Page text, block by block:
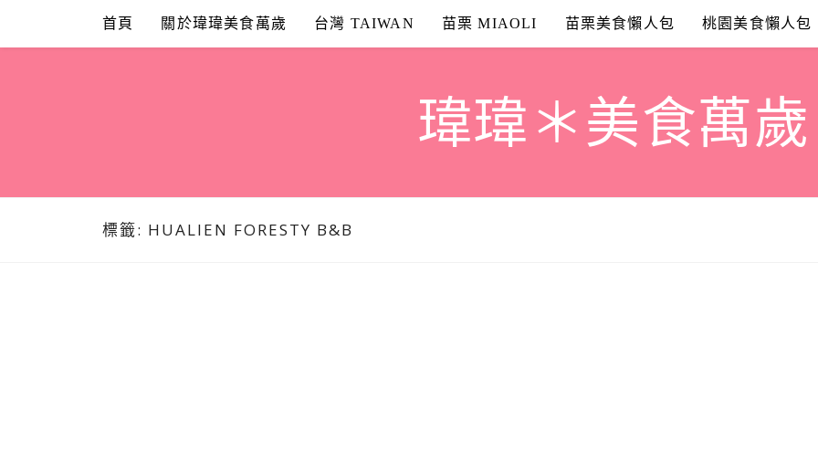
content
首頁 關於瑋瑋美食萬歲 台灣 TAIWAN 苗栗 MIAOLI 苗栗美食懶人包 桃園美食懶人包
瑋瑋＊美食萬歲
標籤: HUALIEN FORESTY B&B